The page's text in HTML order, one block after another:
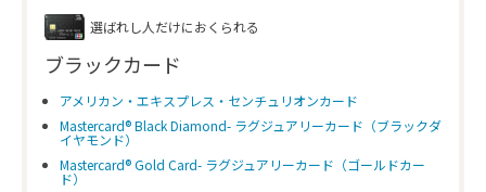
選ばれし人だけにおくられる
ブラックカード
アメリカン・エキスプレス・センチュリオンカード
Mastercard® Black Diamond- ラグジュアリーカード（ブラックダ
イヤモンド）
Mastercard® Gold Card- ラグジュアリーカード（ゴールドカー
ド）